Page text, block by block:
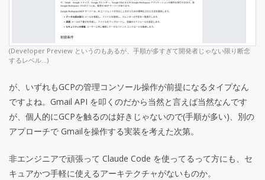
(Developer Preview というのもあるが、手順が多すぎて開発者じゃない限り断念
するレベル…)
が、いずれもGCPの管理コンソール操作が前提になるタイプなん
ですよね。Gmail API を叩くのだから当然と言えば当然なんです
が、個人的にGCPを触るのは好きじゃないので(手順が多い)、別の
アプローチで Gmailを操作する実装を考えた次第。
非エンジニアで頑張って Claude Code を使ってるって方にも、セ
キュアかつ手軽に使えるアーキテクチャがないものか。